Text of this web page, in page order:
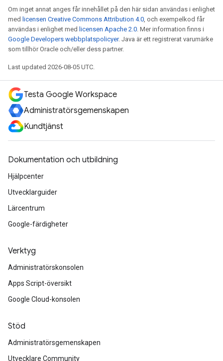
Om inget annat anges får innehållet på den här sidan användas i enlighet
med licensen Creative Commons Attribution 4.0, och exempelkod får
användas i enlighet med licensen Apache 2.0. Mer information finns i
Google Developers webbplatspolicyer. Java är ett registrerat varumärke
som tillhör Oracle och/eller dess partner.
Last updated 2026-08-05 UTC.
Testa Google Workspace
Administratörsgemenskapen
Kundtjänst
Dokumentation och utbildning
Hjälpcenter
Utvecklarguider
Lärcentrum
Google-färdigheter
Verktyg
Administratörskonsolen
Apps Script-översikt
Google Cloud-konsolen
Stöd
Administratörsgemenskapen
Utvecklare Community